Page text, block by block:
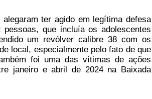
ter agido em legítima defesa
que incluía os adolescentes
um revólver calibre 38 com os
local, especialmente pelo fato de que
foi uma das vítimas de ações
janeiro e abril de 2024 na Baixada